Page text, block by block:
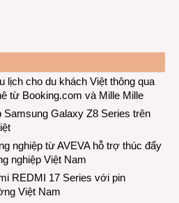
lịch cho du khách Việt thông qua
từ Booking.com và Mille Mille
Galaxy Z8 Series trên
nghiệp từ AVEVA hỗ trợ thúc đẩy
nghiệp Việt Nam
REDMI 17 Series với pin
Việt Nam